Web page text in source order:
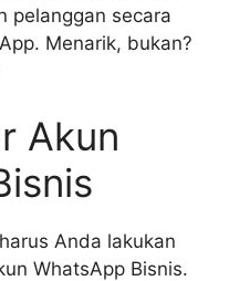
pelanggan secara
Menarik, bukan?
Akun
Anda lakukan
WhatsApp Bisnis.